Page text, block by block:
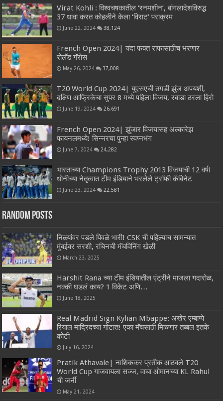
Virat Kohli : विश्वचषकातील ‘रनमशीन’, बांगलादेशविरुद्ध
37 धावा करत कोहलीने केला ‘विराट’ पराक्रम
June 22, 2024 38,124
French Open 2024| यंदा फक्त राफासाठीच भरणार
रोलॅंड गॅरोस
May 26, 2024 37,008
T20 World Cup 2024| युएसएची तगडी झुंज अपयशी,
दक्षिण आफ्रिकेचा सुपर 8 मध्ये पहिला विजय, रबाडा ठरला हिरो
June 19, 2024 26,691
French Open 2024| झुंजार विजयासह अल्कारेझ
फायनलमध्ये! सिन्नरचा पुन्हा स्वप्नभंग
June 7, 2024 24,282
भारताच्या Champions Trophy 2013 विजयाची 12 वर्ष!
धोनीच्या नेतृत्वात टीम इंडियाने भरलेले ट्रॉफी कॅबिनेट
June 23, 2024 22,581
Random Posts
निळ्यांवर पडले पिवळे भारी! CSK ची पहिल्याच सामन्यात
मुंबईवर सरशी, रचिनची मॅचविनिंग खेळी
March 23, 2025
Harshit Rana च्या टीम इंडियातील एंट्रीने माजला गदारोळ,
नक्की घडलं काय? 1 विकेट अणि…
June 18, 2025
Real Madrid Sign Kylian Mbappe: अखेर एम्बाप्पे
रियाल माद्रिदच्या गोटात! एका मॅचसाठी मिळणार तब्बल इतके
कोटी
July 16, 2024
Pratik Athavale| नाशिककर प्रतीक आठवले T20
World Cup गाजवायला सज्ज, वाचा ओमानच्या KL Rahul
ची जर्नी
May 21, 2024